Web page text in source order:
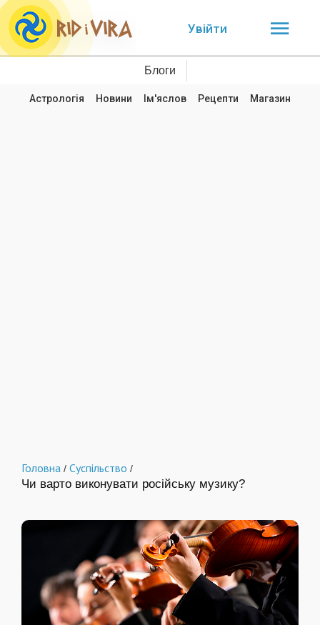
Увійти
Блоги
Астрологія Новини Ім'яслов Рецепти Магазин
Головна / Суспільство /
Чи варто виконувати російську музику?